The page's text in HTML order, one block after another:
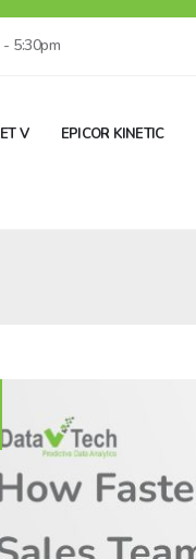
- 5:30pm
V EPICOR KINETIC